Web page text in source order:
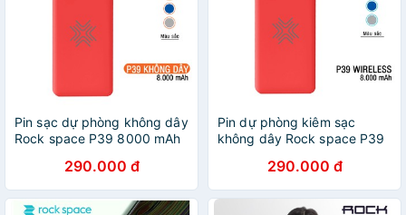
Pin sạc dự phòng không dây
Rock space P39 8000 mAh
290.000 đ
Pin dự phòng kiêm sạc
không dây Rock space P39
hãng bảo hành 12 tháng lỗi 1
đổi 1
290.000 đ